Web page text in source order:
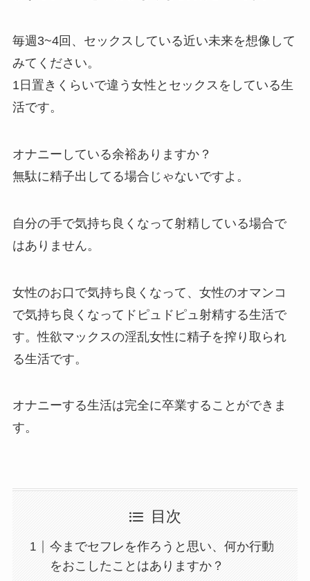
毎週3~4回、セックスしている近い未来を想像して
みてください。
1日置きくらいで違う女性とセックスをしている生
活です。
オナニーしている余裕ありますか？
無駄に精子出してる場合じゃないですよ。
自分の手で気持ち良くなって射精している場合で
はありません。
女性のお口で気持ち良くなって、女性のオマンコ
で気持ち良くなってドピュドピュ射精する生活で
す。性欲マックスの淫乱女性に精子を搾り取られ
る生活です。
オナニーする生活は完全に卒業することができま
す。
目次
今までセフレを作ろうと思い、何か行動
をおこしたことはありますか？